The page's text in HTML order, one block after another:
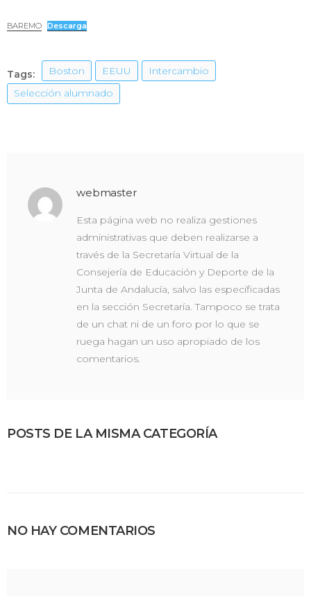
BAREMO Descarga
Tags: Boston EEUU
Intercambio
Selección alumnado
webmaster
Esta página web no realiza gestiones
administrativas que deben realizarse a
través de la Secretaría Virtual de la
Consejería de Educación y Deporte de la
Junta de Andalucía, salvo las especificadas
en la sección Secretaría. Tampoco se trata
de un chat ni de un foro por lo que se
ruega hagan un uso apropiado de los
comentarios.
POSTS DE LA MISMA CATEGORÍA
NO HAY COMENTARIOS